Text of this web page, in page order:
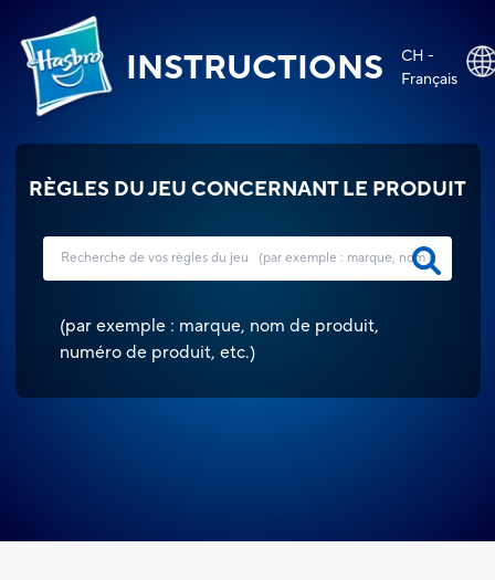
INSTRUCTIONS
CH -
Français
RÈGLES DU JEU CONCERNANT LE PRODUIT
(par exemple : marque, nom de produit,
numéro de produit, etc.)